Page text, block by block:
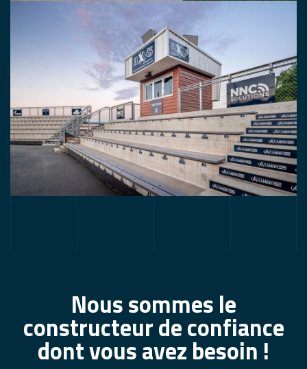
Nous sommes le
constructeur de confiance
dont vous avez besoin !